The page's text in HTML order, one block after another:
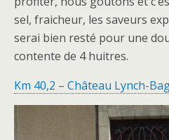
sel, fraicheur, les saveurs
serai bien resté pour une
contente de 4 huitres.
Km 40,2 – Château Lynch-